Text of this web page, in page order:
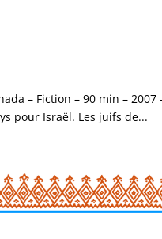
– Fiction – 90 min – 2007
pour Israël. Les juifs de...